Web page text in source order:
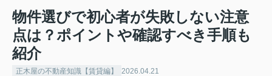
物件選びで初心者が失敗しない注意
点は？ポイントや確認すべき手順も
紹介
正木屋の不動産知識【賃貸編】 2026.04.21